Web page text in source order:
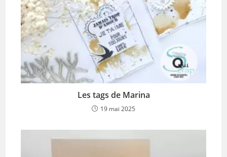
Les tags de Marina
19 mai 2025